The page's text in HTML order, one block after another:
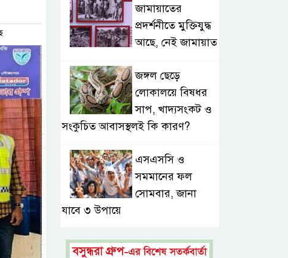
জামায়াতের
প্রদর্শনীতে মুক্তিযুদ্ধ
আছে, নেই জামায়াত
জঙ্গল ছেড়ে
লোকালয়ে বিষধর
সাপ, খাদ্যসংকট ও
সংকুচিত আবাসস্থলই কি কারণ?
এসএসসি ও
সমমানের ফল
সোমবার, জানা
যাবে ৩ উপায়ে
একই খাটে মা-